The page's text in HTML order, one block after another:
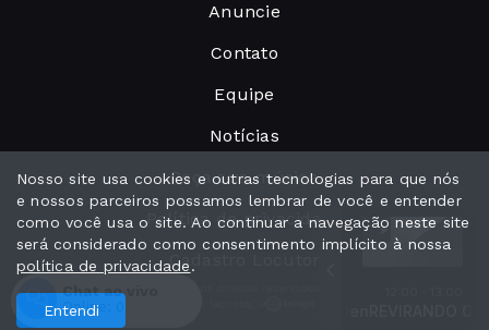
REVIRANDO O BAÚ com Bia Ipsen
Anuncie
Contato
Equipe
Notícias
Peça sua música
Política de privacidade
Cadastro Locutor
Nosso site usa cookies e outras tecnologias para que nós
e nossos parceiros possamos lembrar de você e entender
como você usa o site. Ao continuar a navegação neste site
será considerado como consentimento implícito à nossa
política de privacidade.
Entendi
Chat ao vivo
Online: